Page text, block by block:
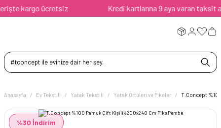
kargo ücretsiz Kredi kartlarına 9 aya varan taksit
Anasayfa Ev Tekstili Yatak Tekstili Yatak Örtüleri ve Pikeler T.Concept
%30 İndirim